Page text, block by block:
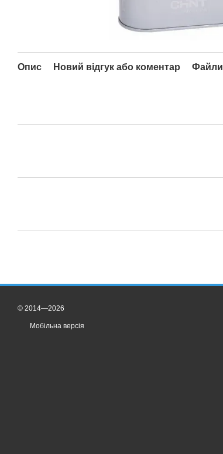
Опис Новий відгук або коментар Файли
© 2014—2026
Мобільна версія